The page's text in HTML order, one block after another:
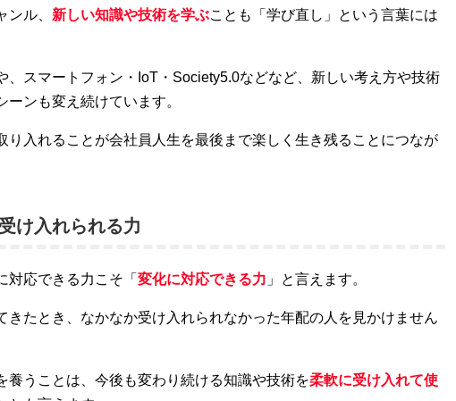
ンル、 新しい知識や技術を学ぶことも「学び直し」という言葉には
、スマートフォン・IoT・Society5.0などなど、新しい考え方や技術
ンも変え続けています。
り入れることが会社員人生を最後まで楽しく生き残ることにつなが
け入れられる力
対応できる力こそ「 変化に対応できる力 」と言えます。
きたとき、なかなか受け入れられなかった年配の人を見かけません
養うことは、今後も変わり続ける知識や技術を柔軟に受け入れて使